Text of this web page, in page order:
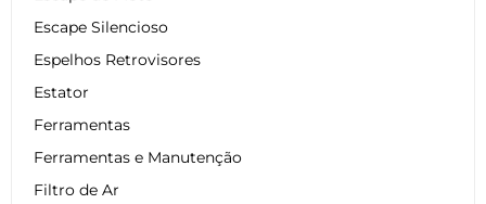
Escape Silencioso
Espelhos Retrovisores
Estator
Ferramentas
Ferramentas e Manutenção
Filtro de Ar